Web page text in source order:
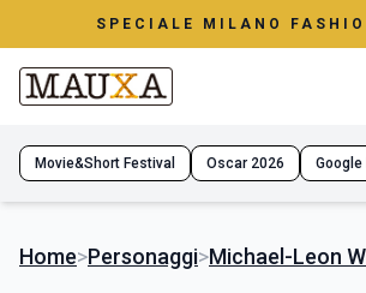
SPECIALE MILANO
Movie&Short Festival Oscar 2026 Google
Home>Personaggi>Michael-Leon